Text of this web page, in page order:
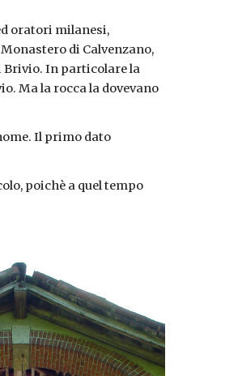
oratori milanesi,
di Calvenzano,
Brivio. In particolare la
Ma la rocca la dovevano
Il primo dato
poichè a quel tempo